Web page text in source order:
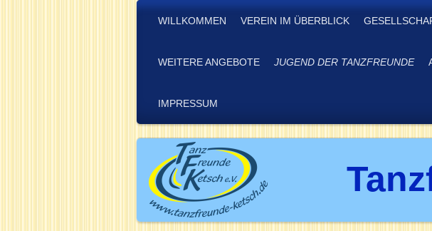
WILLKOMMEN VEREIN IM ÜBERBLICK
WEITERE ANGEBOTE JUGEND DER TANZFREUNDE
IMPRESSUM